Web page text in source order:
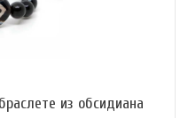
из обсидиана